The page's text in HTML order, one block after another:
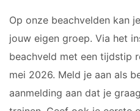
Op onze beachvelden kan
jouw eigen groep. Via het
beachveld met een tijdstip
mei 2026. Meld je aan als
aanmelding aan dat je